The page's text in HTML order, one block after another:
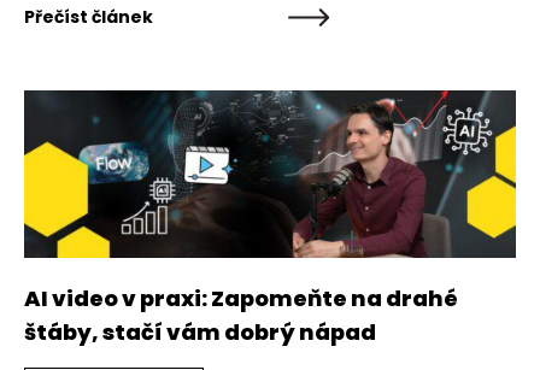
Přečíst článek
AI video v praxi: Zapomeňte na drahé
štáby, stačí vám dobrý nápad